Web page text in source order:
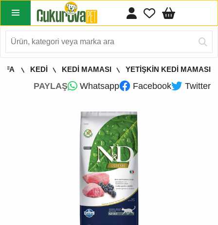
KEDİ KEDİ MAMASI YETİŞKİN KEDİ MAMASI
PAYLAŞ Whatsapp Facebook Twitter